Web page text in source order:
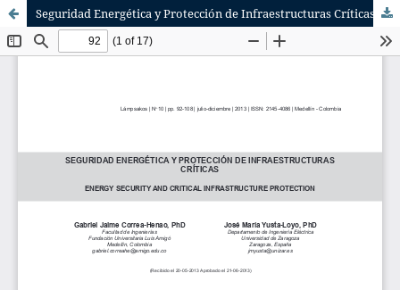
Seguridad Energética y Protección de Infraestructuras Críticas